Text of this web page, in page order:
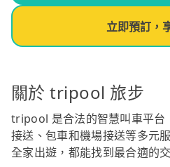
立即預訂，
關於 tripool 旅步
tripool 是合法的智慧叫車平台
接送、包車和機場接送等多元
全家出遊，都能找到最合適的